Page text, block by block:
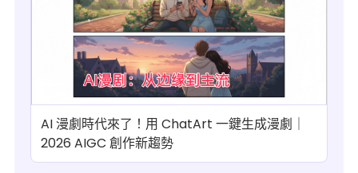
AI 漫劇時代來了！用 ChatArt 一鍵生成漫劇｜
2026 AIGC 創作新趨勢